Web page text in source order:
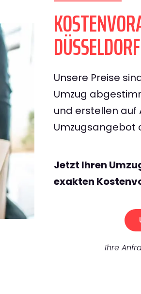
Unsere Preise
Umzug
und erstellen
Umzugsangebot
Jetzt Ihren
exakten
Ihre